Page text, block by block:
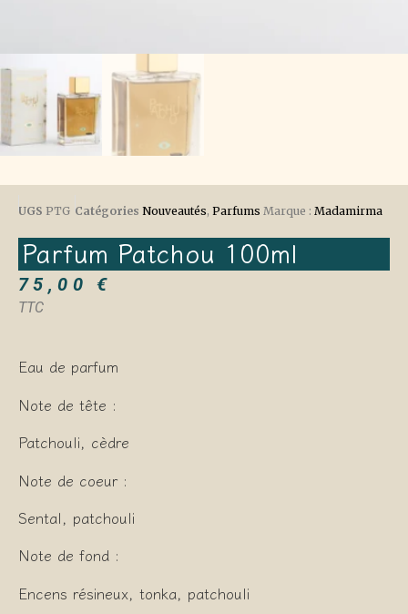
UGS PTG Catégories Nouveautés, Parfums Marque : Madamirma
Parfum Patchou 100ml
75,00€
TTC
Eau de parfum
Note de tête :
Patchouli, cèdre
Note de coeur :
Sental, patchouli
Note de fond :
Encens résineux, tonka, patchouli